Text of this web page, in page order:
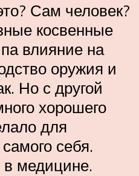
Сам человек?
косвенные
влияние на
оружия и
Но с другой
хорошего
для
себя.
медицине.